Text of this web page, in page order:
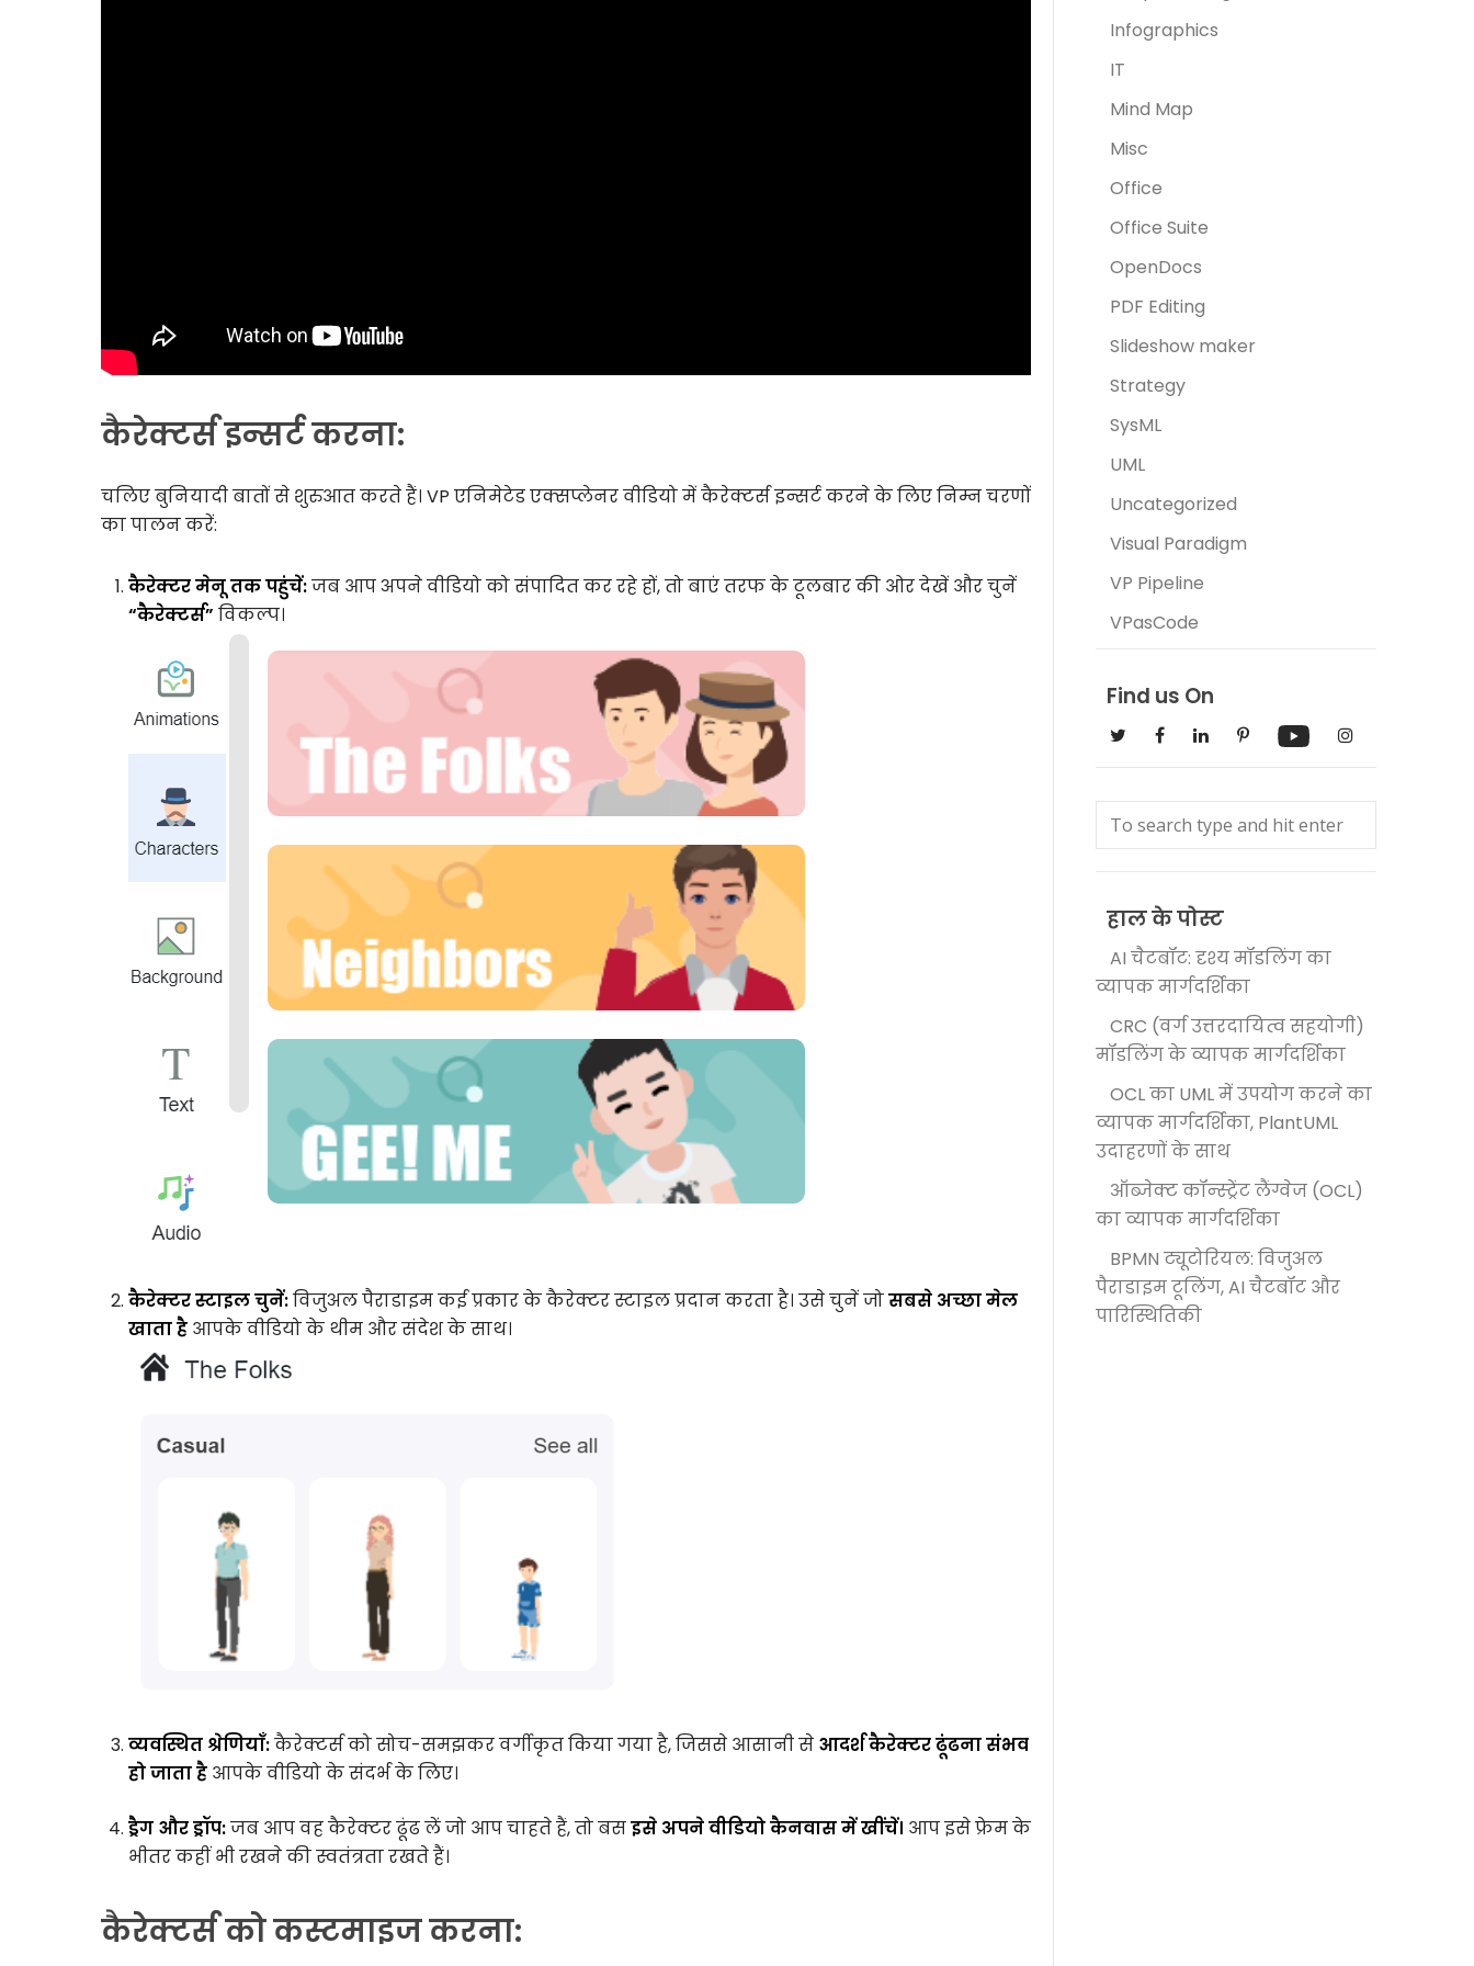
कैरेक्टर्स इन्सर्ट करना:
चलिए बुनियादी बातों से शुरुआत करते हैं। VP एनिमेटेड एक्सप्लेनर वीडियो में कैरेक्टर्स इन्सर्ट करने के लिए निम्न चरणों
का पालन करें:
कैरेक्टर मेनू तक पहुंचें:जब आप अपने वीडियो को संपादित कर रहे हों, तो बाएं तरफ के टूलबार की ओर देखें और चुनें
“कैरेक्टर्स” विकल्प।
कैरेक्टर स्टाइल चुनें:विजुअल पैराडाइम कई प्रकार के कैरेक्टर स्टाइल प्रदान करता है। उसे चुनें जोसबसे अच्छा मेल
खाता है आपके वीडियो के थीम और संदेश के साथ।
व्यवस्थित श्रेणियाँ:कैरेक्टर्स को सोच-समझकर वर्गीकृत किया गया है, जिससे आसानी से आदर्श कैरेक्टर ढूंढना संभव
हो जाता है आपके वीडियो के संदर्भ के लिए।
ड्रैग और ड्रॉप:जब आप वह कैरेक्टर ढूंढ लें जो आप चाहते हैं, तो बसइसे अपने वीडियो कैनवास में खींचें। आप इसे फ्रेम के
भीतर कहीं भी रखने की स्वतंत्रता रखते हैं।
कैरेक्टर्स को कस्टमाइज करना:
Infographics
IT
Mind Map
Misc
Office
Office Suite
OpenDocs
PDF Editing
Slideshow maker
Strategy
SysML
UML
Uncategorized
Visual Paradigm
VP Pipeline
VPasCode
Find us On
हाल के पोस्ट
AI चैटबॉट: दृश्य मॉडलिंग का
व्यापक मार्गदर्शिका
CRC (वर्ग उत्तरदायित्व सहयोगी)
मॉडलिंग के व्यापक मार्गदर्शिका
OCL का UML में उपयोग करने का
व्यापक मार्गदर्शिका, PlantUML
उदाहरणों के साथ
ऑब्जेक्ट कॉन्स्ट्रेंट लैंग्वेज (OCL)
का व्यापक मार्गदर्शिका
BPMN ट्यूटोरियल: विजुअल
पैराडाइम टूलिंग, AI चैटबॉट और
पारिस्थितिकी